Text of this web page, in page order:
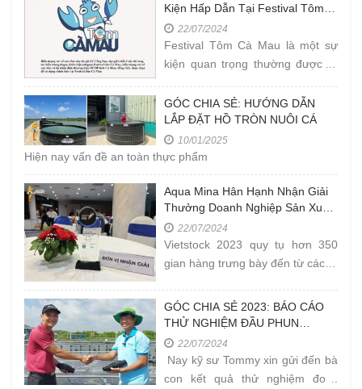
Kiện Hấp Dẫn Tại Festival Tôm
Cà Mau Năm 2023
22/07/2024
Festival Tôm Cà Mau là một sự
kiện quan trọng thường được tổ
Tôm Cà Mau được biết đến là
một
GÓC CHIA SẺ: HƯỚNG DẪN
LẮP ĐẶT HỒ TRÒN NUÔI CÁ
10/01/2025
Hiện nay vấn đề an toàn thực phẩm
Aqua Mina Hân Hạnh Nhận Giải
Thưởng Doanh Nghiệp Sản Xuất
Thiết Bị Thuỷ Sản Tốt Nhất Tại
Vietstock 2023
22/07/2024
Vietstock 2023 quy tụ hơn 350
gian hàng trưng bày đến từ các tổ
trong lĩnh vực chăn nuôi và nuôi
trồng thủy
GÓC CHIA SẺ 2023: BÁO CÁO
THỬ NGHIỆM ĐẦU PHUN
VENTEK THỰC TẾ TẠI FARM Ở
CÀ MAU
22/07/2024
Nay kỹ sư Tommy xin gửi đến bà
con kết quả thử nghiệm đo "